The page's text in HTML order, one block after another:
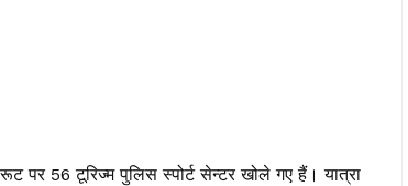
रूट पर 56 टूरिज्म पुलिस स्पोर्ट सेन्टर खोले गए हैं। यात्रा